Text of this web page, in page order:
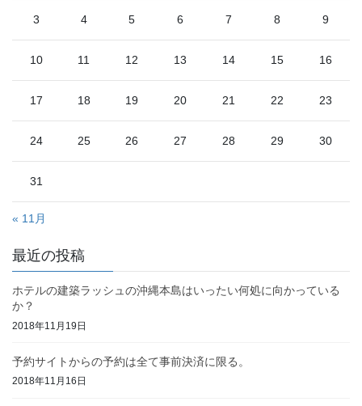
3 4 5 6 7 8 9
10 11 12 13 14 15 16
17 18 19 20 21 22 23
24 25 26 27 28 29 30
31
« 11月
最近の投稿
ホテルの建築ラッシュの沖縄本島はいったい何処に向かっている
か？
2018年11月19日
予約サイトからの予約は全て事前決済に限る。
2018年11月16日